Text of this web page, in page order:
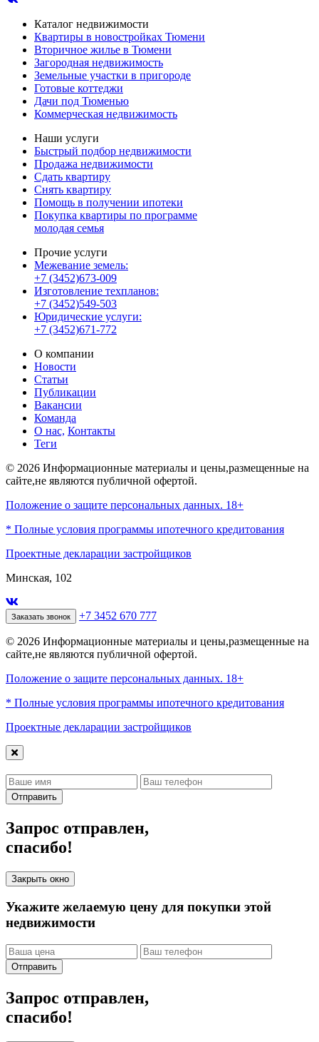
Каталог недвижимости
Квартиры в новостройках Тюмени
Вторичное жилье в Тюмени
Загородная недвижимость
Земельные участки в пригороде
Готовые коттеджи
Дачи под Тюменью
Коммерческая недвижимость
Наши услуги
Быстрый подбор недвижимости
Продажа недвижимости
Сдать квартиру
Снять квартиру
Помощь в получении ипотеки
Покупка квартиры по программе
молодая семья
Прочие услуги
Межевание земель:
+7 (3452)673-009
Изготовление техпланов:
+7 (3452)549-503
Юридические услуги:
+7 (3452)671-772
О компании
Новости
Статьи
Публикации
Вакансии
Команда
О нас, Контакты
Теги
© 2026 Информационные материалы и цены,размещенные на
сайте,не являются публичной офертой.
Положение о защите персональных данных. 18+
* Полные условия программы ипотечного кредитования
Проектные декларации застройщиков
Минская, 102
Заказать звонок +7 3452 670 777
© 2026 Информационные материалы и цены,размещенные на
сайте,не являются публичной офертой.
Положение о защите персональных данных. 18+
* Полные условия программы ипотечного кредитования
Проектные декларации застройщиков
Отправить
Запрос отправлен,
спасибо!
Закрыть окно
Укажите желаемую цену для покупки этой
недвижимости
Отправить
Запрос отправлен,
спасибо!